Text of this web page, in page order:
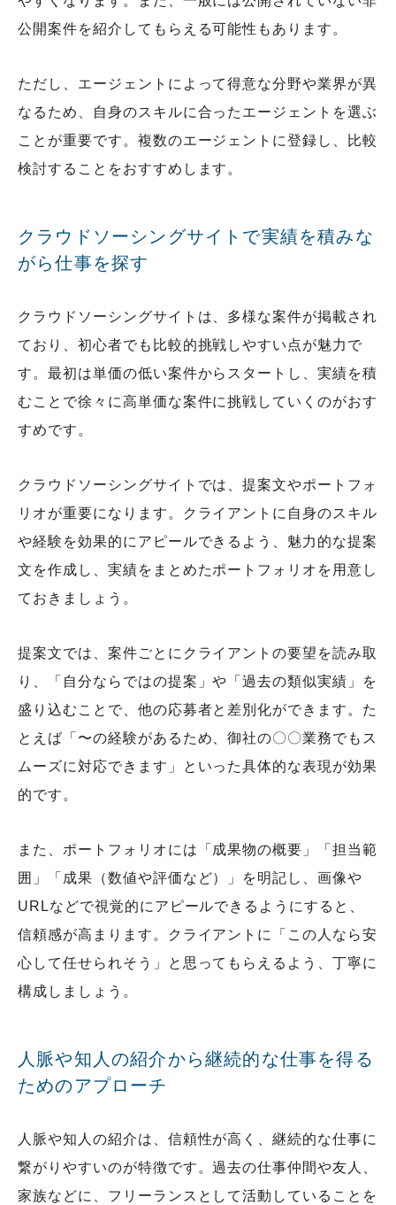
公開案件を紹介してもらえる可能性もあります。
ただし、エージェントによって得意な分野や業界が異
なるため、自身のスキルに合ったエージェントを選ぶ
ことが重要です。複数のエージェントに登録し、比較
検討することをおすすめします。
クラウドソーシングサイトで実績を積みな
がら仕事を探す
クラウドソーシングサイトは、多様な案件が掲載され
ており、初心者でも比較的挑戦しやすい点が魅力で
す。最初は単価の低い案件からスタートし、実績を積
むことで徐々に高単価な案件に挑戦していくのがおす
すめです。
クラウドソーシングサイトでは、提案文やポートフォ
リオが重要になります。クライアントに自身のスキル
や経験を効果的にアピールできるよう、魅力的な提案
文を作成し、実績をまとめたポートフォリオを用意し
ておきましょう。
提案文では、案件ごとにクライアントの要望を読み取
り、「自分ならではの提案」や「過去の類似実績」を
盛り込むことで、他の応募者と差別化ができます。た
とえば「〜の経験があるため、御社の〇〇業務でもス
ムーズに対応できます」といった具体的な表現が効果
的です。
また、ポートフォリオには「成果物の概要」「担当範
囲」「成果（数値や評価など）」を明記し、画像や
URLなどで視覚的にアピールできるようにすると、
信頼感が高まります。クライアントに「この人なら安
心して任せられそう」と思ってもらえるよう、丁寧に
構成しましょう。
人脈や知人の紹介から継続的な仕事を得る
ためのアプローチ
人脈や知人の紹介は、信頼性が高く、継続的な仕事に
繋がりやすいのが特徴です。過去の仕事仲間や友人、
家族などに、フリーランスとして活動していることを